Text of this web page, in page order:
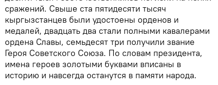
сражений. Свыше ста пятидесяти тысяч
кыргызстанцев были удостоены орденов и
медалей, двадцать два стали полными кавалерами
ордена Славы, семьдесят три получили звание
Героя Советского Союза. По словам президента,
имена героев золотыми буквами вписаны в
историю и навсегда останутся в памяти народа.